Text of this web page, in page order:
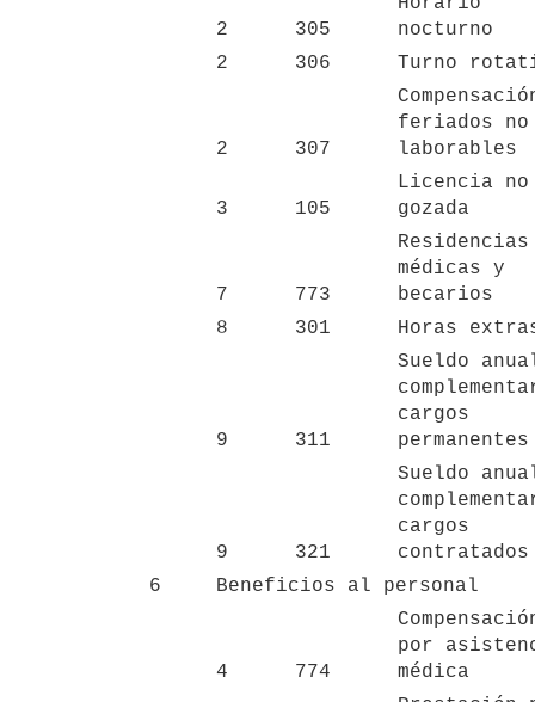
2 305
nocturno
2
306 Turno
2 307
feriados no
laborables
3 105
Licencia no
gozada
7 773
Residencias
médicas y
becarios
8
301 Horas
9 311
Sueldo
cargos
permanentes
9 321
Sueldo
cargos
contratados
6
Beneficios al personal
4 774
por
médica